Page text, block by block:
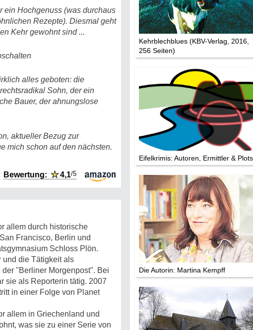
ein Hochgenuss (was durchaus
Rezepte). Diesmal geht
Kehr gewohnt sind ...
alles geboten: die
Sohn, der ein
Bauer, der ahnungslose
aktueller Bezug zur
mich schon auf den nächsten.
Bewertung:★4,1/5
allem durch historische
Francisco, Berlin und
Schloss Plön.
und die Tätigkeit als
der "Berliner Morgenpost". Bei
sie als Reporterin tätig. 2007
in einer Folge von Planet
allem in Griechenland und
was sie zu einer Serie von
Drehorte & Tatorte
Eifelkrimi: Keine
Die Autoren
TV & Kino
Die Stars:
Wer hat wo gedreht?
Mediathek
Impressum
Datenschutz
Kehrblechblues (KBV-Verlag, 2016,
256 Seiten)
Eifelkrimis: Autoren, Ermittler & Plots
Die Autorin: Martina Kempff